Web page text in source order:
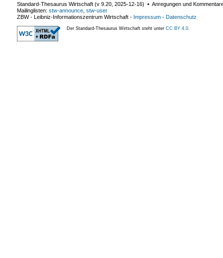
Standard-Thesaurus Wirtschaft (v 9.20 2025-12-16) ▪ Anregungen und
Mailinglisten: stw-announce stw-user
ZBW - Leibniz-Informationszentrum Wirtschaft - Impressum - Datenschutz
Der Standard-Thesaurus Wirtschaft steht unter CC BY 4.0